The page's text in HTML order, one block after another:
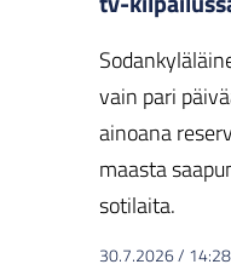
vain pari
ainoana
maasta
sotilaita.
30.7.2026/ 14:28